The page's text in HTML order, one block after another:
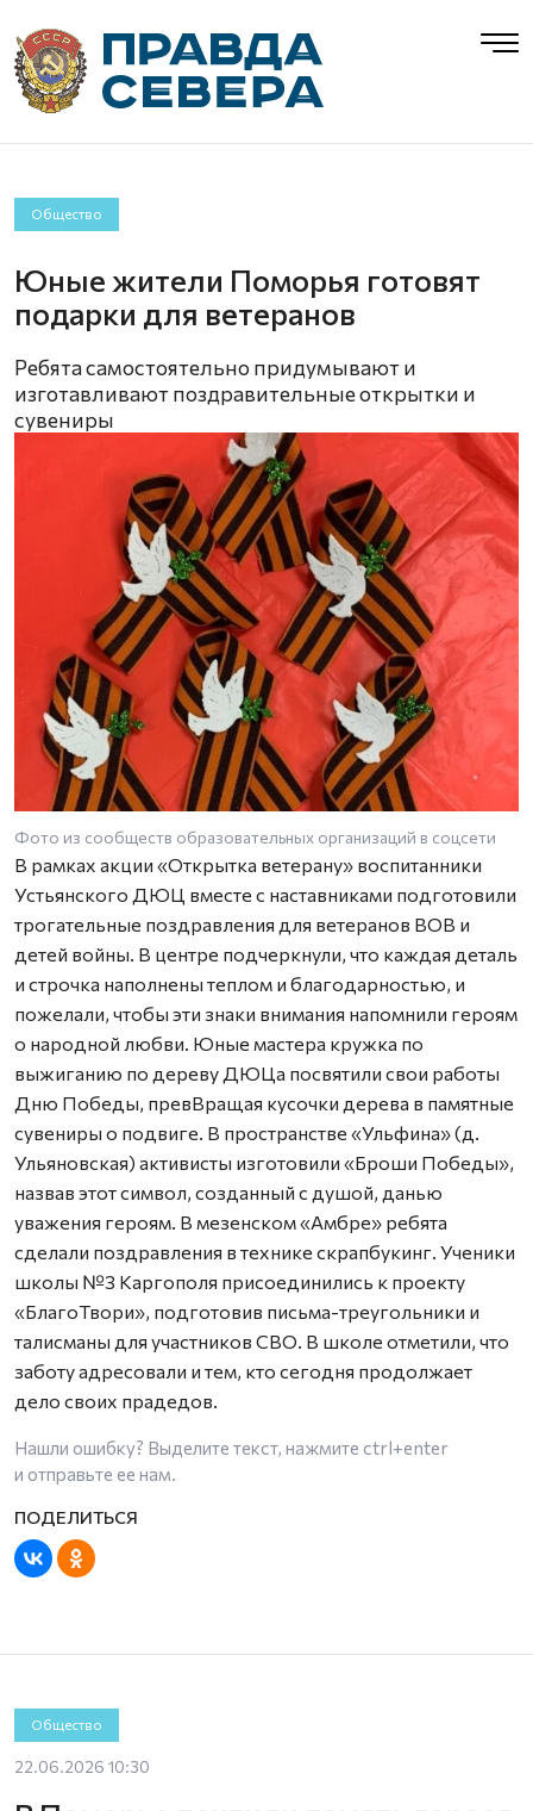
Общество
Юные жители Поморья готовят
подарки для ветеранов
Ребята самостоятельно придумывают и
изготавливают поздравительные открытки и
сувениры
Фото из сообществ образовательных организаций в соцсети
В рамках акции «Открытка ветерану» воспитанники
Устьянского ДЮЦ вместе с наставниками подготовили
трогательные поздравления для ветеранов ВОВ и
детей войны. В центре подчеркнули, что каждая деталь
и строчка наполнены теплом и благодарностью, и
пожелали, чтобы эти знаки внимания напомнили героям
о народной любви. Юные мастера кружка по
выжиганию по дереву ДЮЦа посвятили свои работы
Дню Победы, превВращая кусочки дерева в памятные
сувениры о подвиге. В пространстве «Ульфина» (д.
Ульяновская) активисты изготовили «Броши Победы»,
назвав этот символ, созданный с душой, данью
уважения героям. В мезенском «Амбре» ребята
сделали поздравления в технике скрапбукинг. Ученики
школы №3 Каргополя присоединились к проекту
«БлагоТвори», подготовив письма-треугольники и
талисманы для участников СВО. В школе отметили, что
заботу адресовали и тем, кто сегодня продолжает
дело своих прадедов.
Нашли ошибку? Выделите текст, нажмите ctrl+enter
и отправьте ее нам.
Общество
22.06.2026 10:30